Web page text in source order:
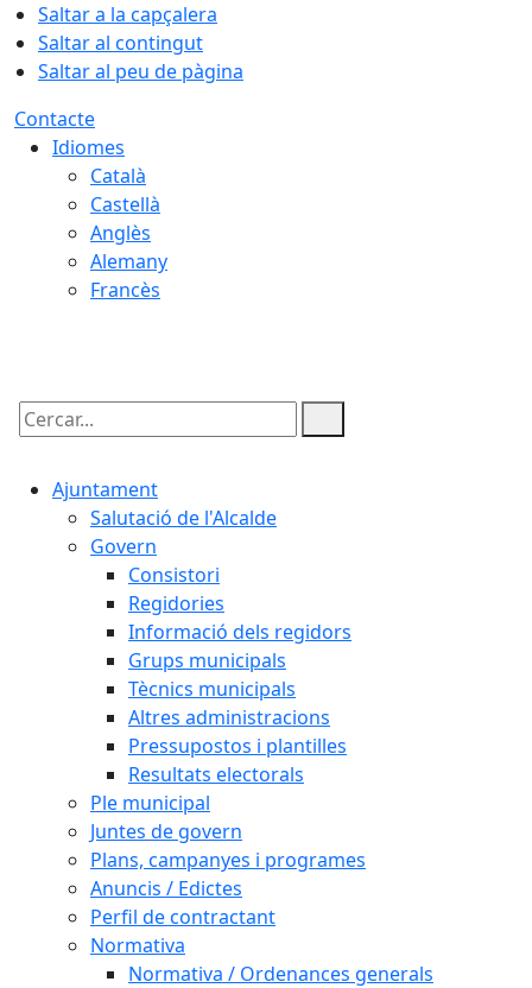
Saltar a la capçalera
Saltar al contingut
Saltar al peu de pàgina
Contacte
Idiomes
Català
Castellà
Anglès
Alemany
Francès
Cercar:
Ajuntament
Salutació de l'Alcalde
Govern
Consistori
Regidories
Informació dels regidors
Grups municipals
Tècnics municipals
Altres administracions
Pressupostos i plantilles
Resultats electorals
Ple municipal
Juntes de govern
Plans, campanyes i programes
Anuncis / Edictes
Perfil de contractant
Normativa
Normativa / Ordenances generals